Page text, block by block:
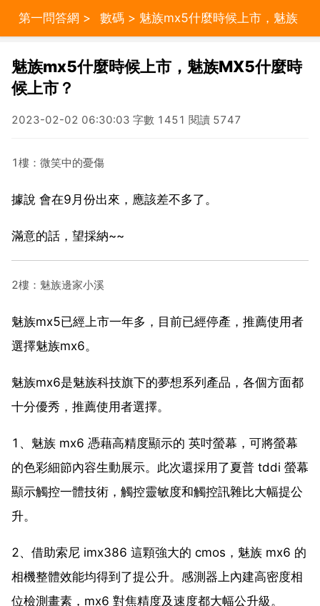
第一問答網 > 數碼 > 魅族mx5什麼時候上市，魅族
MX5什麼時候上市？
魅族mx5什麼時候上市，魅族MX5什麼時
候上市？
2023-02-02 06:30:03 字數 1451 閱讀 5747
1樓：微笑中的憂傷
據說 會在9月份出來，應該差不多了。
滿意的話，望採納~~
2樓：魅族邊家小溪
魅族mx5已經上市一年多，目前已經停產，推薦使用者
選擇魅族mx6。
魅族mx6是魅族科技旗下的夢想系列產品，各個方面都
十分優秀，推薦使用者選擇。
1、魅族 mx6 憑藉高精度顯示的 英吋螢幕，可將螢幕
的色彩細節內容生動展示。此次還採用了夏普 tddi 螢幕
顯示觸控一體技術，觸控靈敏度和觸控訊雜比大幅提公
升。
2、借助索尼 imx386 這顆強大的 cmos，魅族 mx6 的
相機整體效能均得到了提公升。感測器上內建高密度相
位檢測畫素，mx6 對焦精度及速度都大幅公升級。